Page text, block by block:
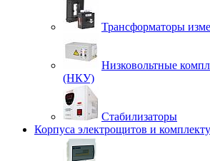
Трансформаторы
Низковольтные
(НКУ)
Стабилизаторы
Корпуса электрощитов и